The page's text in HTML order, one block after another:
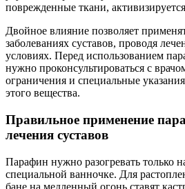
поврежденные ткани,
Двойное влияние позволяет
заболеваниях суставов, проводя
условиях. Перед использованием
нужно проконсультироваться с
ограничения и специальные
этого вещества.
Правильное применение
лечения суставов
Парафин нужно разогревать только
специальной ванночке. Для
бане на медленный огонь ставят